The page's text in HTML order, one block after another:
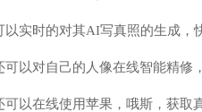
时的对其AI写真照的生成，快
对自己的人像在线智能精修，
在线使用苹果，哦斯，获取真